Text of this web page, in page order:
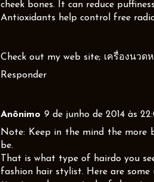
cheek bones. It can reduce
Antioxidants help control free
Check out my web site; เครื่องนวด
Responder
Anônimo 9 de junho de 2014 às
Note: Keep in the mind the more
be.
That is what type of hairdo you
fashion hair stylist. Here are some